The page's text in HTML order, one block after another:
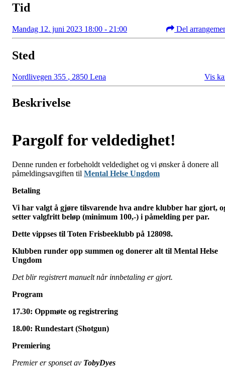
Tid
Mandag 12. juni 2023 18:00 - 21:00 Del
Sted
Nordlivegen 355 , 2850 Lena Vis
Beskrivelse
Pargolf for veldedighet!
Denne runden er forbeholdt veldedighet og vi ønsker å donere all
påmeldingsavgiften til Mental Helse Ungdom
Betaling
Vi har valgt å gjøre tilsvarende hva andre klubber har gjort,
setter valgfritt beløp (minimum 100,-) i påmelding per par.
Dette vippses til Toten Frisbeeklubb på 128098.
Klubben runder opp summen og donerer alt til Mental Helse
Ungdom
Det blir registrert manuelt når innbetaling er gjort.
Program
17.30: Oppmøte og registrering
18.00: Rundestart (Shotgun)
Premiering
Premier er sponset av TobyDyes